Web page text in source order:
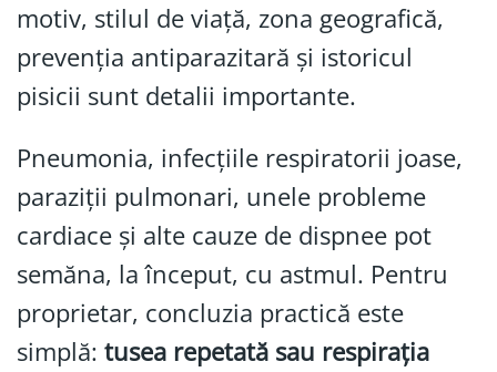
motiv, stilul de viață, zona geografică,
prevenția antiparazitară și istoricul
pisicii sunt detalii importante.
Pneumonia, infecțiile respiratorii joase,
paraziții pulmonari, unele probleme
cardiace și alte cauze de dispnee pot
semăna, la început, cu astmul. Pentru
proprietar, concluzia practică este
simplă: tusea repetată sau respirația